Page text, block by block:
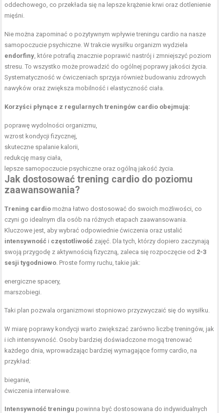
oddechowego, co przekłada się na lepsze krążenie krwi oraz dotlenienie
mięśni.
Nie można zapominać o pozytywnym wpływie treningu cardio na nasze
samopoczucie psychiczne. W trakcie wysiłku organizm wydziela
endorfiny , które potrafią znacznie poprawić nastrój i zmniejszyć poziom
stresu. To wszystko może prowadzić do ogólnej poprawy jakości życia.
Systematyczność w ćwiczeniach sprzyja również budowaniu zdrowych
nawyków oraz zwiększa mobilność i elastyczność ciała.
Korzyści płynące z regularnych treningów cardio obejmują:
poprawę wydolności organizmu,
wzrost kondycji fizycznej
skuteczne spalanie kalorii,
redukcję masy ciała,
lepsze samopoczucie psychiczne oraz ogólną jakość życia.
Jak dostosować trening cardio do poziomu
zaawansowania?
Trening cardio można łatwo dostosować do swoich możliwości, co
czyni go idealnym dla osób na różnych etapach zaawansowania.
Kluczowe jest, aby wybrać odpowiednie ćwiczenia oraz ustalić
intensywność i częstotliwość zajęć. Dla tych, którzy dopiero zaczynają
swoją przygodę z aktywnością fizyczną, zaleca się rozpoczęcie od 2-3
sesji tygodniowo . Proste formy ruchu, takie jak:
energiczne spacery,
marszobiegi.
Taki plan pozwala organizmowi stopniowo przyzwyczaić się do wysiłku.
W miarę poprawy kondycji warto zwiększać zarówno liczbę treningów, jak
i ich intensywność. Osoby bardziej doświadczone mogą trenować
każdego dnia, wprowadzając bardziej wymagające formy cardio, na
przykład:
bieganie,
ćwiczenia interwałowe.
Intensywność treningu powinna być dostosowana do indywidualnych